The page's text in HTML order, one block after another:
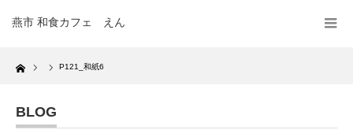
燕市 和食カフェ えん
Home P121_和紙6
BLOG